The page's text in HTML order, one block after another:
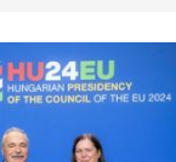
[ 4 septiembre, 2024 ]
Pesca y Alimentación
[ 4 septiembre, 2024 ]